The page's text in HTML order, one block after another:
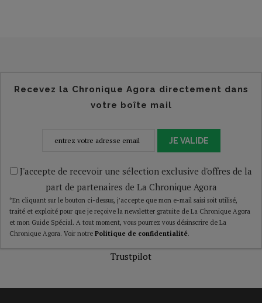
Recevez la Chronique Agora directement dans
votre boîte mail
JE VALIDE
J'accepte de recevoir une sélection exclusive d'offres de la
part de partenaires de La Chronique Agora
*En cliquant sur le bouton ci-dessus, j’accepte que mon e-mail saisi soit utilisé,
traité et exploité pour que je reçoive la newsletter gratuite de La Chronique Agora
et mon Guide Spécial. A tout moment, vous pourrez vous désinscrire de La
Chronique Agora. Voir notre Politique de confidentialité.
Trustpilot